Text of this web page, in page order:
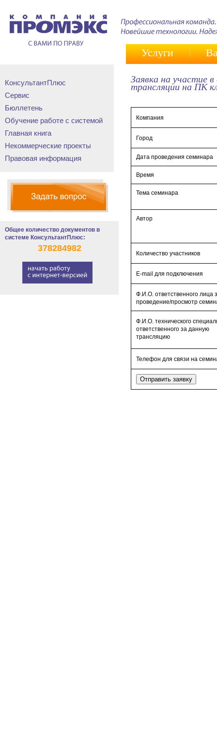
Услуги
КонсультантПлюс
Сервис
Бюллетень
Обучение работе с системой
Главная книга
Некоммерческие проекты
Правовая информация
Общее количество документов в
системе КонсультантПлюс:
378284982
Заявка на участие
трансляции на ПК
Компания
Город
Дата проведения семинара
Время
Тема семинара
Автор
Количество участников
E-mail для подключения
Ф.И.О. ответственного лица
проведение/просмотр
Ф.И.О. технического
ответственного за данную
трансляцию
Телефон для связи на